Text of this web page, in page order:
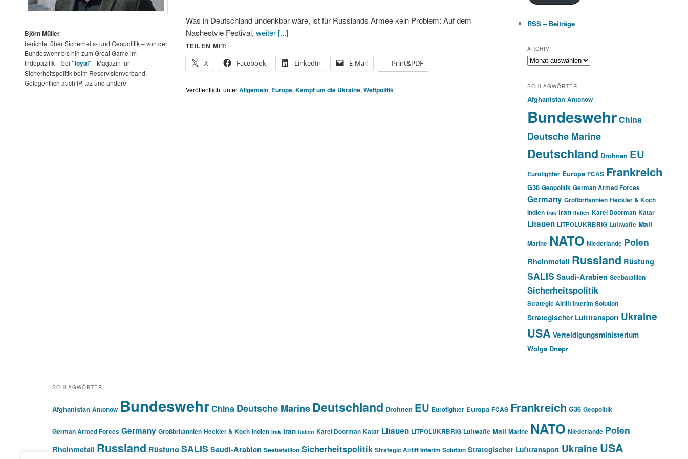
Was in Deutschland undenkbar wäre, ist für Russlands Armee kein Problem: Auf dem
Nashestvie Festival, weiter [...]
TEILEN MIT:
X
Facebook LinkedIn E-Mail Print&PDF
Veröffentlicht unterAllgemein, Europa, Kampf um die Ukraine, Weltpolitik |
RSS – Beiträge
ARCHIV
Archiv
SCHLAGWÖRTER
Afghanistan Antonow
BundeswehrChina
Deutsche Marine
Deutschland Drohnen EU
Eurofighter Europa FCAS Frankreich
G36 Geopolitik German Armed Forces
Germany Großbritannien Heckler & Koch
Indien Irak Iran Italien Karel Doorman Katar
Litauen LITPOLUKRBRIG Luftwaffe Mali
Marine NATO Niederlande Polen
Rheinmetall Russland Rüstung
SALIS Saudi-Arabien Seebataillon
Sicherheitspolitik
Strategic Airlift Interim Solution
Strategischer Lufttransport Ukraine
USA Verteidigungsministerium
Wolga Dnepr
Björn Müller
berichtet über Sicherheits- und Geopolitik – von der
Bundeswehr bis hin zum Great Game im
Indopazifik – bei"loyal" - Magazin für
Sicherheitspolitik beim Reservistenverband.
Gelegentlich auch IP, taz und andere.
SCHLAGWÖRTER
Afghanistan Antonow BundeswehrChina Deutsche MarineDeutschland Drohnen EU Eurofighter Europa FCAS Frankreich G36 Geopolitik
German Armed Forces Germany Großbritannien Heckler & Koch Indien Irak Iran Italien Karel Doorman Katar Litauen LITPOLUKRBRIG Luftwaffe Mali Marine NATO Niederlande Polen
Rheinmetall Russland Rüstung SALIS Saudi-Arabien Seebataillon Sicherheitspolitik Strategic Airlift Interim Solution Strategischer Lufttransport Ukraine USA